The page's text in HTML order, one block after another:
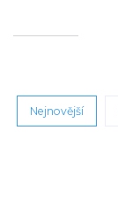
Nejnovější